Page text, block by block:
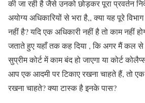
की जा रही है जैसे उनको छोड़कर पूरा प्रवर्तन
अयोग्य अधिकारियों से भरा है,, क्या यह पूरे
नहीं है? यदि एक अधिकारी नहीं है तो काम नहीं
जताते हुए यहाँ तक कह दिया , कि अगर मैं कल से
सुप्रीम कोर्ट में काम बंद हो जाएगा या कोर्ट
आप एक आदमी पर टिकाए रखना चाहते हैं, तो एक
रखना चाहते? क्या टास्क है इनके पास?